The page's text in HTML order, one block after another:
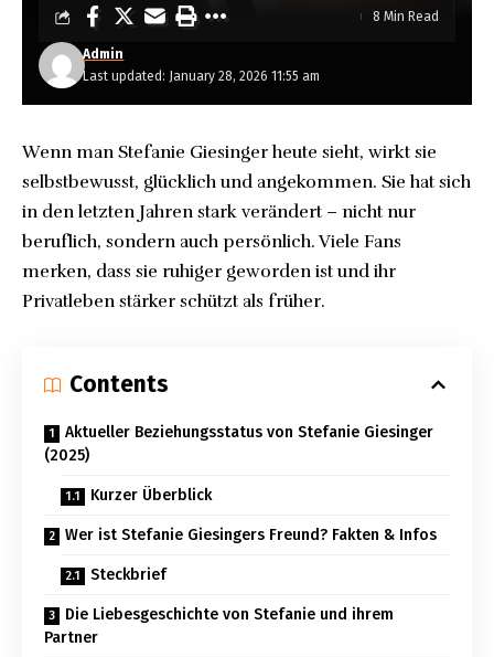
Last updated: January 28, 2026 11:55 am
Admin
8 Min Read
Wenn man Stefanie Giesinger heute sieht, wirkt sie
selbstbewusst, glücklich und angekommen. Sie hat sich
in den letzten Jahren stark verändert – nicht nur
beruflich, sondern auch persönlich. Viele Fans
merken, dass sie ruhiger geworden ist und ihr
Privatleben stärker schützt als früher.
Contents
Aktueller Beziehungsstatus von Stefanie Giesinger
(2025)
Kurzer Überblick
Wer ist Stefanie Giesingers Freund? Fakten & Infos
Steckbrief
Die Liebesgeschichte von Stefanie und ihrem
Partner